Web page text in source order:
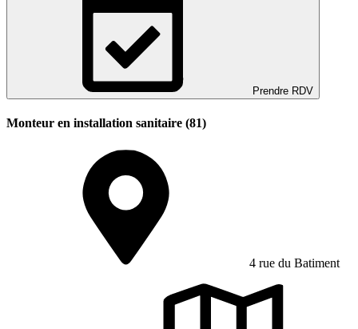
Prendre RDV
Monteur en installation sanitaire (81)
4 rue du Batiment